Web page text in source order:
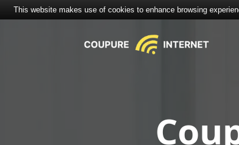
This website makes use of cookies to enhance browsing